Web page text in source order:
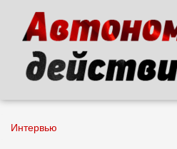
основному
содержанию
Интервью